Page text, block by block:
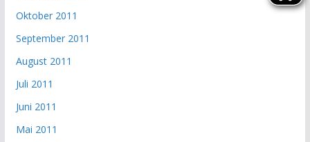
Oktober 2011
September 2011
August 2011
Juli 2011
Juni 2011
Mai 2011